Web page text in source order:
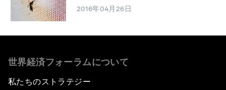
2016年04月26日
世界経済フォーラムについて
私たちのストラテジー